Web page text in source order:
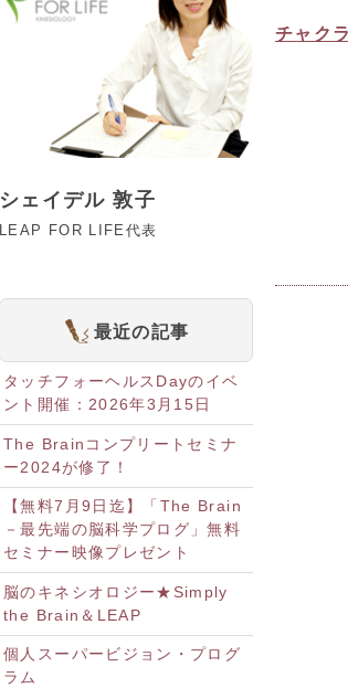
チャク
シェイデル 敦子
LEAP FOR LIFE代表
最近の記事
タッチフォーヘルスDayのイベ
ント開催：2026年3月15日
The Brainコンプリートセミナ
ー2024が修了！
【無料7月9日迄】「The Brain
－最先端の脳科学プログ」無料
セミナー映像プレゼント
脳のキネシオロジー★Simply
the Brain＆LEAP
個人スーパービジョン・プログ
ラム